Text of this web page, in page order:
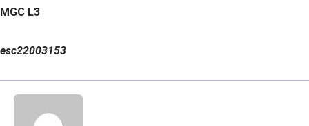
MGC L3
esc22003153